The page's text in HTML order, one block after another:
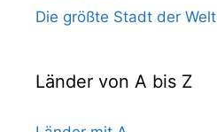
Die größte Stadt der Welt
Länder von A bis Z